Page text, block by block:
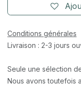
Conditions générales
Livraison : 2-3 jours
Seule une sélection
Nous avons toutefois